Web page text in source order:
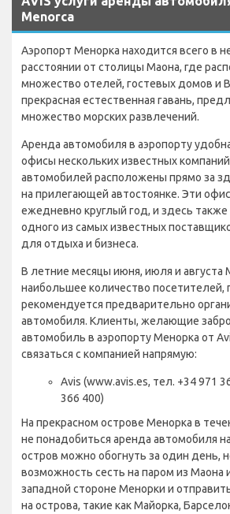
Menorca
Аэропорт Менорка находится всего в
расстоянии от столицы Маона, где
множество отелей, гостевых домов и
прекрасная естественная гавань,
множество морских развлечений.
Аренда автомобиля в аэропорту
офисы нескольких известных
автомобилей расположены прямо за
на прилегающей автостоянке. Эти
ежедневно круглый год, и здесь также
одного из самых известных
для отдыха и бизнеса.
В летние месяцы июня, июля и августа
наибольшее количество посетителей,
рекомендуется предварительно
автомобиля. Клиенты, желающие
автомобиль в аэропорту Менорка от
связаться с компанией напрямую:
Avis (www.avis.es, тел. +34 971
366 400)
На прекрасном острове Менорка в
не понадобиться аренда автомобиля
остров можно обогнуть за один день,
возможность сесть на паром из Маона
западной стороне Менорки и
на острова, такие как Майорка,